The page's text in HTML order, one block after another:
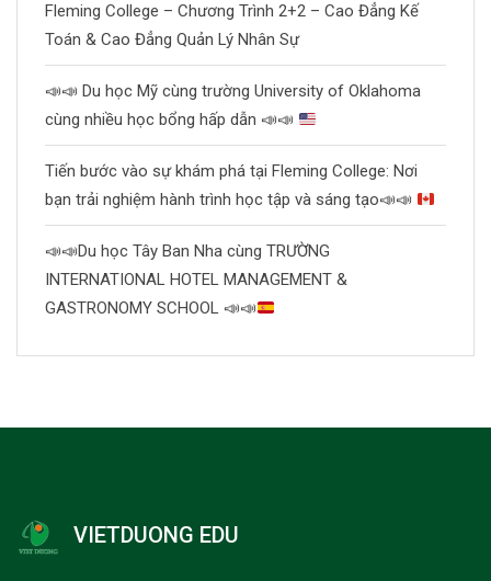
Fleming College – Chương Trình 2+2 – Cao Đẳng Kế
Toán & Cao Đẳng Quản Lý Nhân Sự
📣📣 Du học Mỹ cùng trường University of Oklahoma
cùng nhiều học bổng hấp dẫn 📣📣
Tiến bước vào sự khám phá tại Fleming College: Nơi
bạn trải nghiệm hành trình học tập và sáng tạo📣📣
📣📣Du học Tây Ban Nha cùng TRƯỜNG
INTERNATIONAL HOTEL MANAGEMENT &
GASTRONOMY SCHOOL 📣📣
VIETDUONG EDU